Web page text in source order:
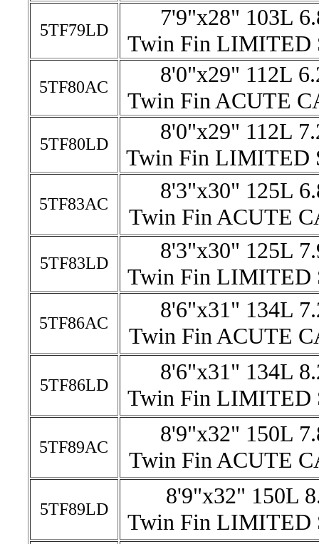
5TF79LD
7'9"x28" 103L
Twin Fin LIMITED
5TF80AC
8'0"x29" 112L
Twin Fin ACUTE
5TF80LD
8'0"x29" 112L
Twin Fin LIMITED
5TF83AC
8'3"x30" 125L
Twin Fin ACUTE
5TF83LD
8'3"x30" 125L
Twin Fin LIMITED
5TF86AC
8'6"x31" 134L
Twin Fin ACUTE
5TF86LD
8'6"x31" 134L
Twin Fin LIMITED
5TF89AC
8'9"x32" 150L
Twin Fin ACUTE
5TF89LD
8'9"x32" 150L
Twin Fin LIMITED